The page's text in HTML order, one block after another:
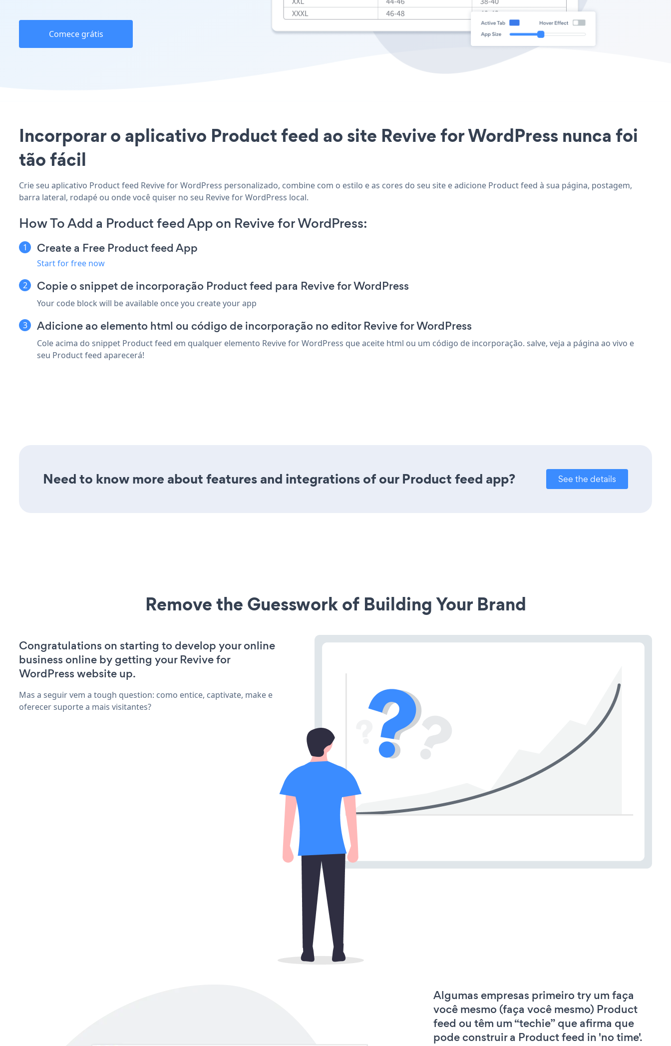
Comece grátis
Incorporar o aplicativo Product feed ao site Revive for WordPress nunca foi
tão fácil
Crie seu aplicativo Product feed Revive for WordPress personalizado, combine com o estilo e as cores do seu site e adicione Product feed à sua página, postagem,
barra lateral, rodapé ou onde você quiser no seu Revive for WordPress local.
How To Add a Product feed App on Revive for WordPress:
Create a Free Product feed App
Start for free now
Copie o snippet de incorporação Product feed para Revive for WordPress
Your code block will be available once you create your app
Adicione ao elemento html ou código de incorporação no editor Revive for WordPress
Cole acima do snippet Product feed em qualquer elemento Revive for WordPress que aceite html ou um código de incorporação. salve, veja a página ao vivo e
seu Product feed aparecerá!
Need to know more about features and integrations of our Product feed app? See the details
Remove the Guesswork of Building Your Brand
Congratulations on starting to develop your online
business online by getting your Revive for
WordPress website up.
Mas a seguir vem a tough question: como entice, captivate, make e
oferecer suporte a mais visitantes?
Algumas empresas primeiro try um faça
você mesmo (faça você mesmo) Product
feed ou têm um “techie” que afirma que
pode construir a Product feed in 'no time'.